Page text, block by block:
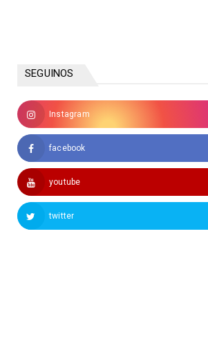
SEGUINOS
Instagram
facebook
youtube
twitter